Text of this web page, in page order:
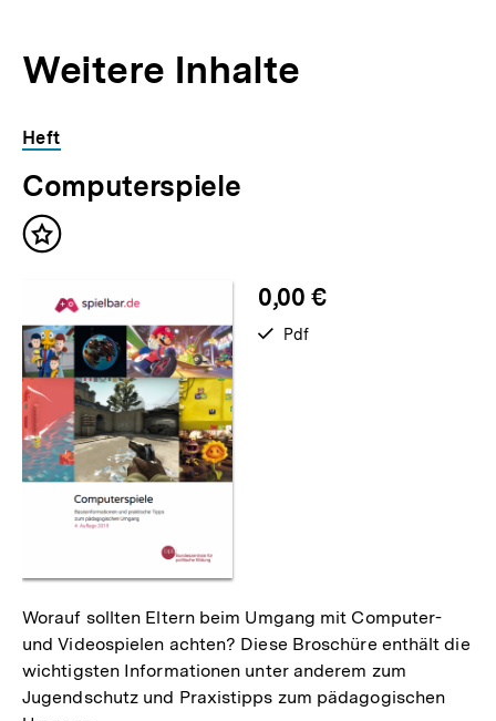
Weitere Inhalte
Inhaltskarousell
für
weitere
Inhalte
Inhaltskarussell
überspringen
Heft
Computerspiele
Inhalt
0,00 €
verfügbar
Pdf
Worauf sollten Eltern beim Umgang mit Computer-
und Videospielen achten? Diese Broschüre enthält die
wichtigsten Informationen unter anderem zum
Jugendschutz und Praxistipps zum pädagogischen